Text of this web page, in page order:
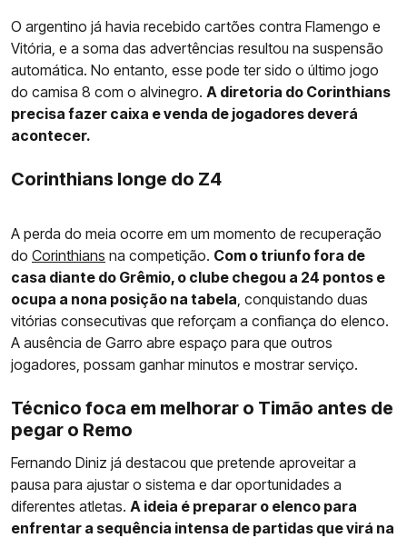
O argentino já havia recebido cartões contra Flamengo e
Vitória, e a soma das advertências resultou na suspensão
automática. No entanto, esse pode ter sido o último jogo
do camisa 8 com o alvinegro. A diretoria do Corinthians
precisa fazer caixa e venda de jogadores deverá
acontecer.
Corinthians longe do Z4
A perda do meia ocorre em um momento de recuperação
do Corinthians na competição. Com o triunfo fora de
casa diante do Grêmio, o clube chegou a 24 pontos e
ocupa a nona posição na tabela , conquistando duas
vitórias consecutivas que reforçam a confiança do elenco.
A ausência de Garro abre espaço para que outros
jogadores, possam ganhar minutos e mostrar serviço.
Técnico foca em melhorar o Timão antes de
pegar o Remo
Fernando Diniz já destacou que pretende aproveitar a
pausa para ajustar o sistema e dar oportunidades a
diferentes atletas. A ideia é preparar o elenco para
enfrentar a sequência intensa de partidas que virá na